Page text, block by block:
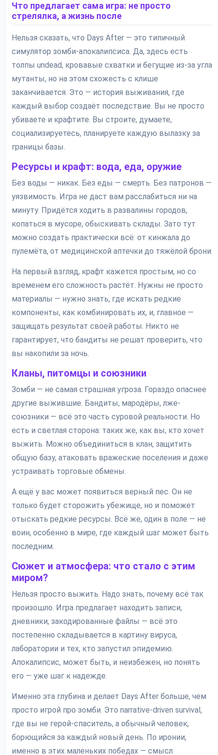
Что предлагает сама игра: не просто
стрелялка, а жизнь после
Нельзя сказать, что Days After — это типичный
симулятор зомби-апокалипсиса. Да, здесь есть
толпы undead, кровавые схватки и бегущие из-за угла
мутанты, но на этом схожесть с клише
заканчивается. Это — история выживания, где
каждый выбор создаёт последствие. Вы не просто
убиваете и крафтите. Вы строите, думаете,
социализируетесь, планируете каждую вылазку за
границы базы.
Ресурсы и крафт: вода, еда, оружие
Без воды — никак. Без еды — смерть. Без патронов —
уязвимость. Игра не даст вам расслабиться ни на
минуту. Придётся ходить в развалины городов,
копаться в мусоре, обыскивать склады. Зато тут
можно создать практически всё: от кинжала до
пулемёта, от медицинской аптечки до тяжёлой брони.
На первый взгляд, крафт кажется простым, но со
временем его сложность растёт. Нужны не просто
материалы — нужно знать, где искать редкие
компоненты, как комбинировать их, и, главное —
защищать результат своей работы. Никто не
гарантирует, что бандиты не решат проверить, что
вы накопили за ночь.
Кланы, питомцы и союзники
Зомби — не самая страшная угроза. Гораздо опаснее
другие выжившие. Бандиты, мародёры, лже-
союзники — всё это часть суровой реальности. Но
есть и светлая сторона: таких же, как вы, кто хочет
выжить. Можно объединиться в клан, защитить
общую базу, атаковать вражеские поселения и даже
устраивать торговые обмены.
А ещё у вас может появиться верный пес. Он не
только будет сторожить убежище, но и поможет
отыскать редкие ресурсы. Всё же, один в поле — не
воин, особенно в мире, где каждый шаг может быть
последним.
Сюжет и атмосфера: что стало с этим
миром?
Нельзя просто выжить. Надо знать, почему всё так
произошло. Игра предлагает находить записи,
дневники, закодированные файлы — всё это
постепенно складывается в картину вируса,
лаборатории и тех, кто запустил эпидемию.
Апокалипсис, может быть, и неизбежен, но понять
его — уже шаг к надежде.
Именно эта глубина и делает Days After больше, чем
просто игрой про зомби. Это narrative-driven survival,
где вы не герой-спаситель, а обычный человек,
борющийся за каждый новый день. По иронии,
именно в этих маленьких победах — смысл.